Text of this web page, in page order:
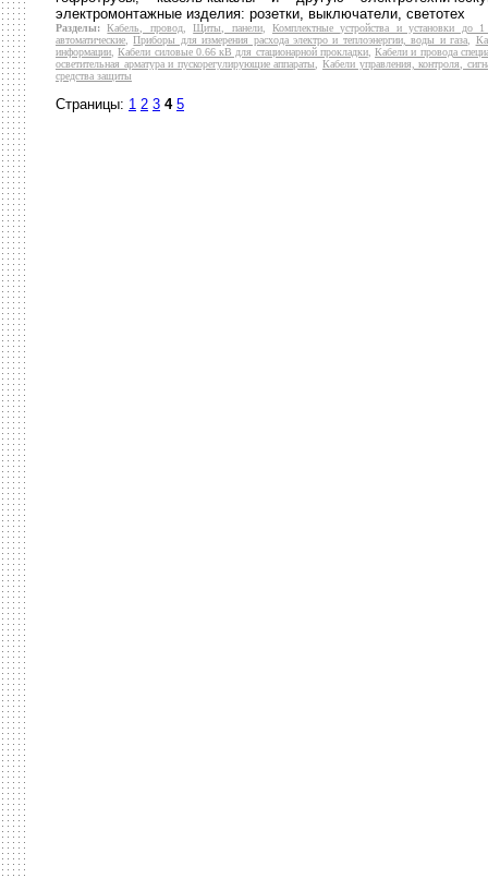
электромонтажные изделия: розетки, выключатели, светотех
Разделы: Кабель, провод,Щиты, панели, Комплектные устройства и установки до
автоматические,Приборы для измерения расхода электро и теплоэнергии, воды и газа,
информации,Кабели силовые 0.66 кВ для стационарной прокладки, Кабели и провода
осветительная арматура и пускорегулирующие аппараты,Кабели управления, контроля,
средства защиты
Страницы: 1 2 3 4 5